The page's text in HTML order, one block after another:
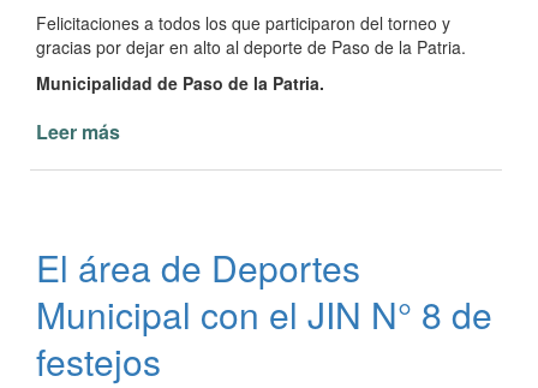
Felicitaciones a todos los que participaron del torneo y
gracias por dejar en alto al deporte de Paso de la Patria.
Municipalidad de Paso de la Patria.
Leer más
presente
en
1°
Torneo
Regional
El área de Deportes
Municipal con el JIN N° 8 de
festejos